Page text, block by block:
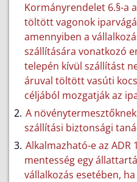
Kormányrendelet 6.§-a
töltött vagonok
amennyiben a
szállítására vonatkozó
telepén kívül szállítást
áruval töltött vasúti
céljából mozgatják az
A
szállítási biztonsági
Alkalmazható-e az
mentesség egy
vállalkozás esetében,